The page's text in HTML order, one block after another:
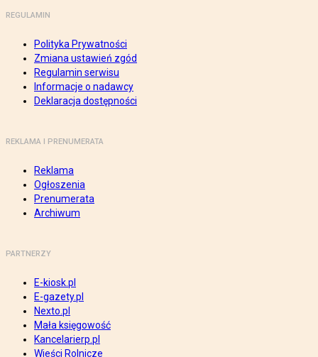
REGULAMIN
Polityka Prywatności
Zmiana ustawień zgód
Regulamin serwisu
Informacje o nadawcy
Deklaracja dostępności
REKLAMA I PRENUMERATA
Reklama
Ogłoszenia
Prenumerata
Archiwum
PARTNERZY
E-kiosk.pl
E-gazety.pl
Nexto.pl
Mała księgowość
Kancelarierp.pl
Wieści Rolnicze